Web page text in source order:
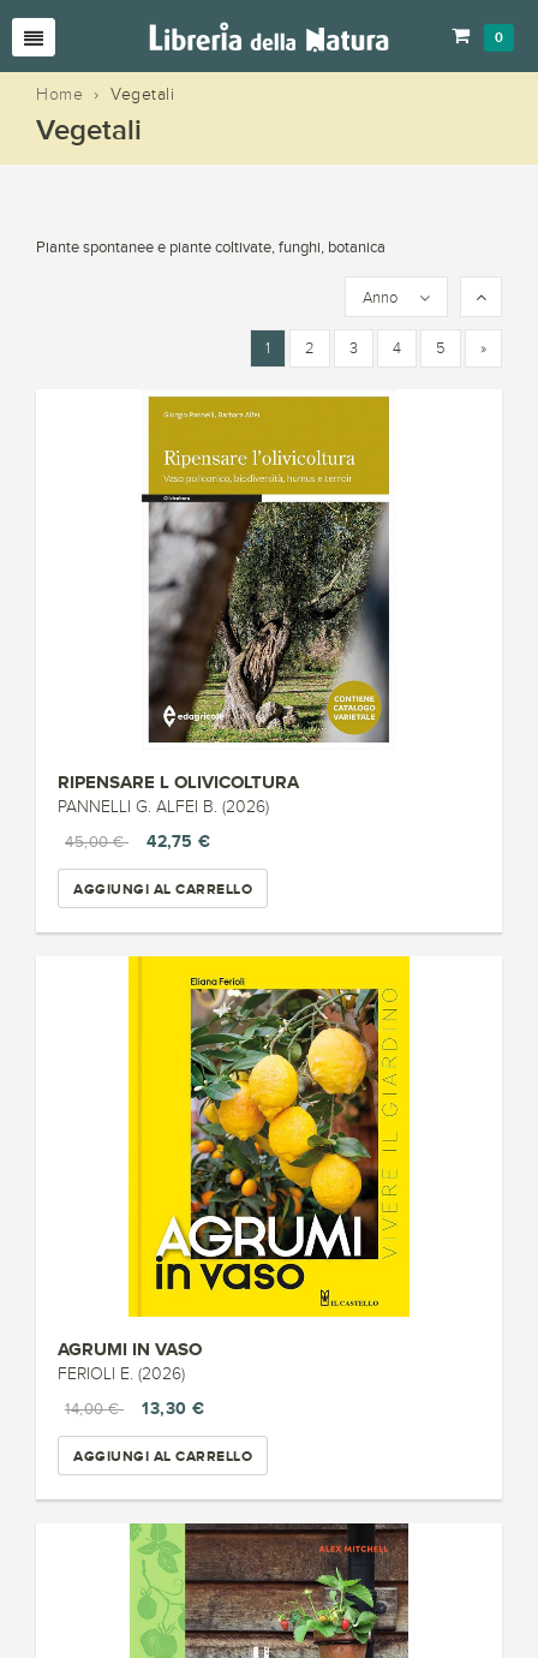
0
Home › Vegetali
Vegetali
Piante spontanee e piante coltivate, funghi, botanica
Anno
1 2 3 4 5 »
RIPENSARE L OLIVICOLTURA
PANNELLI G. ALFEI B. (2026)
45,00 €
42,75 €
AGGIUNGI AL CARRELLO
AGRUMI IN VASO
FERIOLI E. (2026)
14,00 €
13,30 €
AGGIUNGI AL CARRELLO